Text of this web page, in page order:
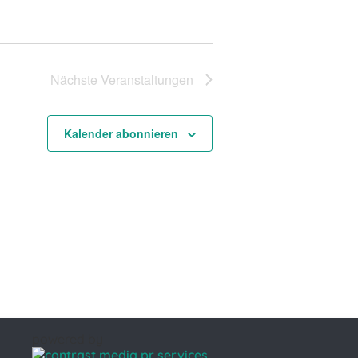
Nächste Veranstaltungen
Kalender abonnieren